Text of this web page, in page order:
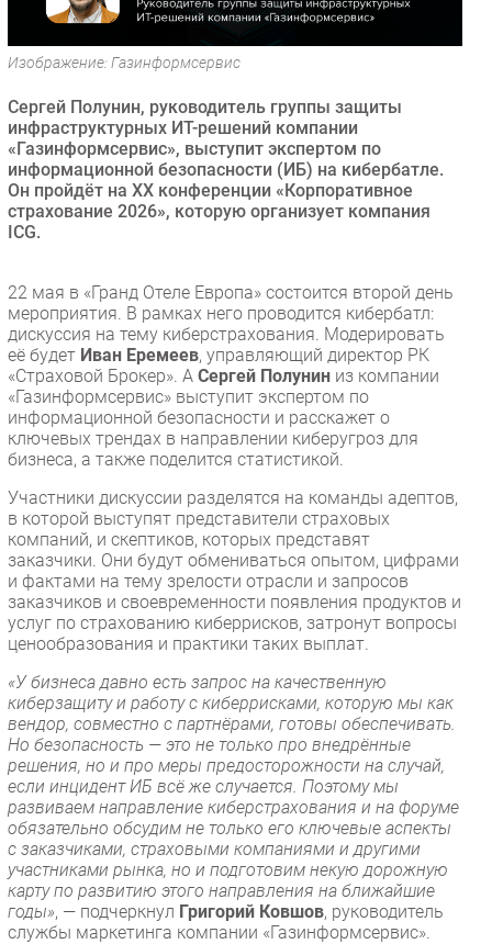
Инновации
Гаджеты
Здоровье
РАЗДЕЛЫ
Новости
Мероприятия
Проекты
IT класс
Тестовый стенд
Каталог компаний
Изображение: Газинформсервис
Сергей Полунин, руководитель группы защиты
инфраструктурных ИТ-решений компании
«Газинформсервис», выступит экспертом по
информационной безопасности (ИБ) на кибербатле.
Он пройдёт на XX конференции «Корпоративное
страхование 2026», которую организует компания
ICG.
22 мая в «Гранд Отеле Европа» состоится второй день
мероприятия. В рамках него проводится кибербатл:
дискуссия на тему киберстрахования. Модерировать
её будет Иван Еремеев, управляющий директор РК
«Страховой Брокер». А Сергей Полунин из компании
«Газинформсервис» выступит экспертом по
информационной безопасности и расскажет о
ключевых трендах в направлении киберугроз для
бизнеса, а также поделится статистикой.
Участники дискуссии разделятся на команды адептов,
в которой выступят представители страховых
компаний, и скептиков, которых представят
заказчики. Они будут обмениваться опытом, цифрами
и фактами на тему зрелости отрасли и запросов
заказчиков и своевременности появления продуктов и
услуг по страхованию киберрисков, затронут вопросы
ценообразования и практики таких выплат.
«У бизнеса давно есть запрос на качественную
киберзащиту и работу с киберрисками, которую мы как
вендор, совместно с партнёрами, готовы обеспечивать.
Но безопасность — это не только про внедрённые
решения, но и про меры предосторожности на случай,
если инцидент ИБ всё же случается. Поэтому мы
развиваем направление киберстрахования и на форуме
обязательно обсудим не только его ключевые аспекты
с заказчиками, страховыми компаниями и другими
участниками рынка, но и подготовим некую дорожную
карту по развитию этого направления на ближайшие
годы», — подчеркнул Григорий Ковшов, руководитель
службы маркетинга компании «Газинформсервис».